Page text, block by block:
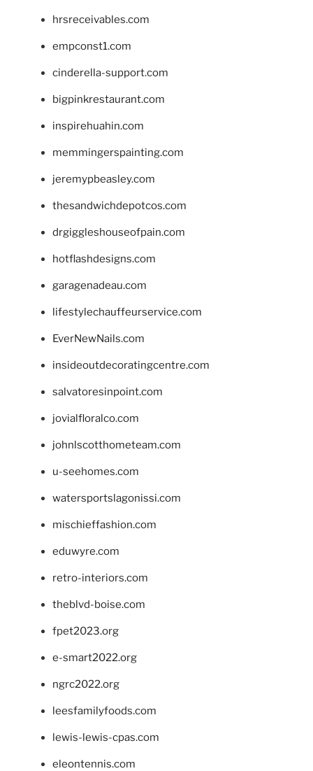
hrsreceivables.com
empconst1.com
cinderella-support.com
bigpinkrestaurant.com
inspirehuahin.com
memmingerspainting.com
jeremypbeasley.com
thesandwichdepotcos.com
drgiggleshouseofpain.com
hotflashdesigns.com
garagenadeau.com
lifestylechauffeurservice.com
EverNewNails.com
insideoutdecoratingcentre.com
salvatoresinpoint.com
jovialfloralco.com
johnlscotthometeam.com
u-seehomes.com
watersportslagonissi.com
mischieffashion.com
eduwyre.com
retro-interiors.com
theblvd-boise.com
fpet2023.org
e-smart2022.org
ngrc2022.org
leesfamilyfoods.com
lewis-lewis-cpas.com
eleontennis.com